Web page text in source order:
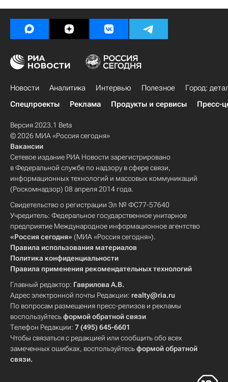
Новости Аналитика Интервью Полезное
Город:
Спецпроекты
Реклама Продукты и сервисы Пресс-
Версия 2023.1 Beta
© 2026 МИА «Россия сегодня»
Вакансии
Сетевое издание РИА Новости зарегистрировано
в Федеральной службе по надзору в сфере связи,
информационных технологий и массовых коммуникаций
(Роскомнадзор) 08 апреля 2014 года.
Свидетельство о регистрации Эл № ФС77-57640
Учредитель: Федеральное государственное унитарное
предприятие Международное информационное агентство
«Россия сегодня» (МИА «Россия сегодня»).
Правила использования материалов
Политика конфиденциальности
Правила применения рекомендательных технологий
Главный редактор: Гаврилова А.В.
Адрес электронной почты Редакции: realty@ria.ru
По вопросам размещения пресс-релизов и рекламы
воспользуйтесьформой обратной связи
Телефон Редакции: 7 (495) 645-6601
Чтобы связаться с редакцией или сообщить обо всех
замеченных ошибках, воспользуйтесьформой обратной
связи.